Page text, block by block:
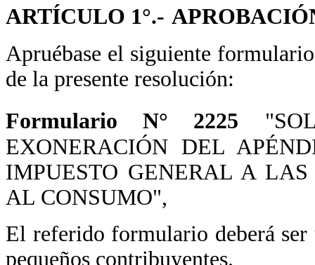
ARTÍCULO 1°.-
Apruébase el siguiente
de la presente resolución:
Formulario N° 2225
EXONERACIÓN DEL
IMPUESTO GENERAL A
AL CONSUMO",
El referido formulario deberá
pequeños contribuyentes.